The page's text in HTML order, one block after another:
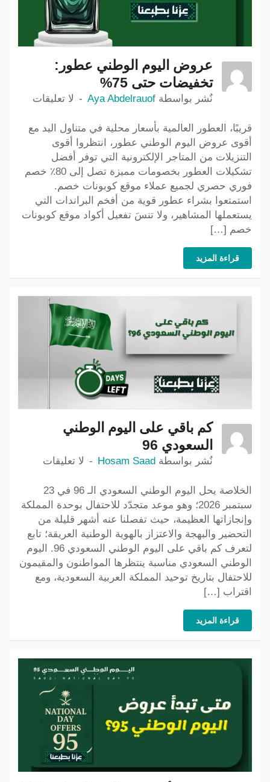
عروض اليوم الوطني عطور:
تخفيضات حتى 75%
نٌشر بواسطة Aya Abdelrauof لا تعليقات
قريبًا، العطور العالمية بأسعار محلية في متناول اليد مع
أقوى عروض اليوم الوطني عطور، انتظروا أقوى
التنزيلات من المتاجر الإلكترونية التي توفر أفضل
تشكيلات العطور بخصومات مميزة تصل إلى 80٪ خصم
فوري حصري لجميع عملاء موقع كوبونات خصم.
استمتعوا بشراء عطور قوية من أفخم البراندات التي
يستعملها المشاهير، ولا تنسَ تفعيل أكواد موقع كوبونات
خصم […]
قراءة المزيد
كم باقي على اليوم الوطني
السعودي 96
نٌشر بواسطة Hosam Saad لا تعليقات
الخلاصة يحل اليوم الوطني السعودي الـ 96 في 23
سبتمبر 2026؛ وهو موعد متجدّد للاحتفال بوحدة المملكة
وإنجازاتها العظيمة، حيث تفصلنا عنه أشهر قليلة من
التحضير والبهجة والاعتزاز بالهوية الوطنية العريقة؛ تابع
لتعرف كم باقي على اليوم الوطني السعودي 96. اليوم
الوطني السعودي مناسبة ينتظرها المواطنون والمقيمون
للاحتفال بتاريخ توحيد المملكة العربية السعودية، ومع
اقتراب […]
قراءة المزيد